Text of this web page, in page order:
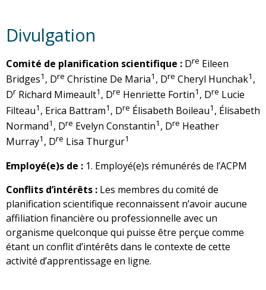
Divulgation
Comité de planification scientifique : Dre Eileen
Bridges1 , Dre Christine De Maria1 , Dre Cheryl Hunchak1 ,
Dr Richard Mimeault1 , Dre Henriette Fortin1 , Dre Lucie
Filteau1 , Erica Battram1 , Dre Élisabeth Boileau1 , Élisabeth
Normand1 , Dre Evelyn Constantin1 , Dre Heather
Murray1 , Dre Lisa Thurgur1
Employé(e)s de : 1. Employé(e)s rémunérés de l’ACPM
Conflits d’intérêts : Les membres du comité de
planification scientifique reconnaissent n’avoir aucune
affiliation financière ou professionnelle avec un
organisme quelconque qui puisse être perçue comme
étant un conflit d’intérêts dans le contexte de cette
activité d’apprentissage en ligne.